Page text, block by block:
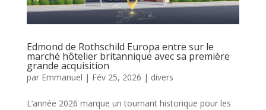
Edmond de Rothschild Europa entre sur le
marché hôtelier britannique avec sa première
grande acquisition
par Emmanuel | Fév 25, 2026 | divers
L’année 2026 marque un tournant historique pour les